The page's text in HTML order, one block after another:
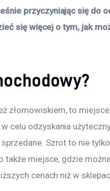
przyczyniając się do
się więcej o tym, jak
złomowiskiem, to
celu odzyskania
Szrot to nie
także miejsce, gdzie
cenach niż w